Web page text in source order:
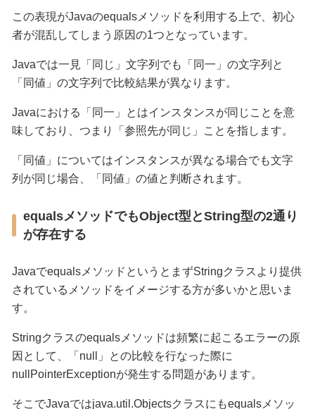
この表現がJavaのequalsメソッドを利用する上で、初心
者が混乱してしまう原因の1つとなっています。
Javaでは一見「同じ」文字列でも「同一」の文字列と
「同値」の文字列で比較結果が異なります。
Javaにおける「同一」とはインスタンスが同じことを意
味しており、つまり「参照先が同じ」ことを指します。
「同値」についてはインスタンスが異なる場合でも文字
列が同じ場合、「同値」の値と判断されます。
equalsメソッドでもObject型とString型の2通り
が存在する
JavaでequalsメソッドというとまずStringクラスより提供
されているメソッドをイメージする方が多いかと思いま
す。
Stringクラスのequalsメソッドは頻繁に起こるエラーの原
因として、「null」との比較を行なった際に
nullPointerExceptionが発生する問題があります。
そこでJavaではjava.util.Objectsクラスにもequalsメソッ